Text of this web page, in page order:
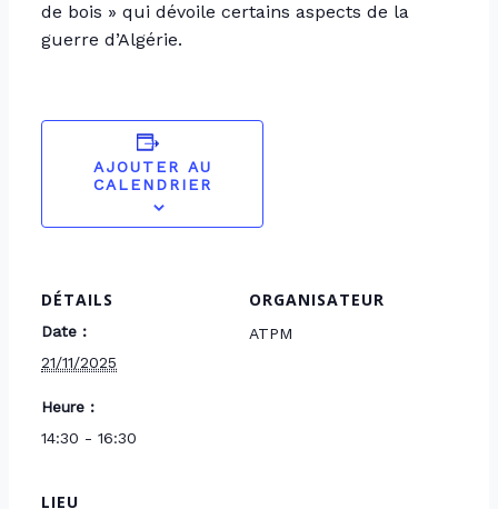
de bois » qui dévoile certains aspects de la
guerre d’Algérie.
AJOUTER AU
CALENDRIER
DÉTAILS
Date :
21/11/2025
Heure :
14:30 - 16:30
ORGANISATEUR
ATPM
LIEU